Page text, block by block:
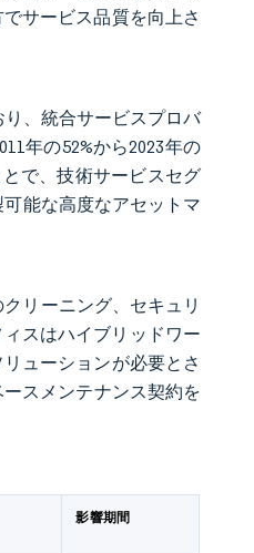
サービス品質を向上さ
、統合サービスプロバ
年の52%から2023年の
で、技術サービスセグ
能な高度なアセットマ
リーニング、セキュリ
スはハイブリッドワー
ューションが必要とさ
スメンテナンス契約を
影響期間